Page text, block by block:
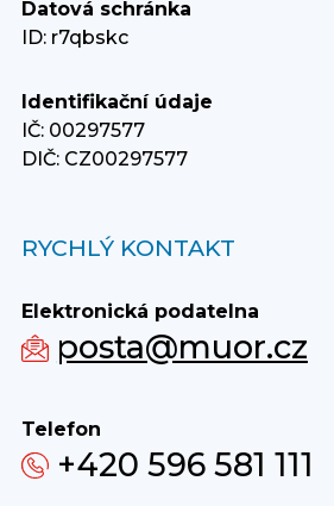
Datová schránka
ID: r7qbskc
Identifikační údaje
IČ: 00297577
DIČ: CZ00297577
RYCHLÝ KONTAKT
Elektronická podatelna
posta@muor.cz
Telefon
+420 596 581 111